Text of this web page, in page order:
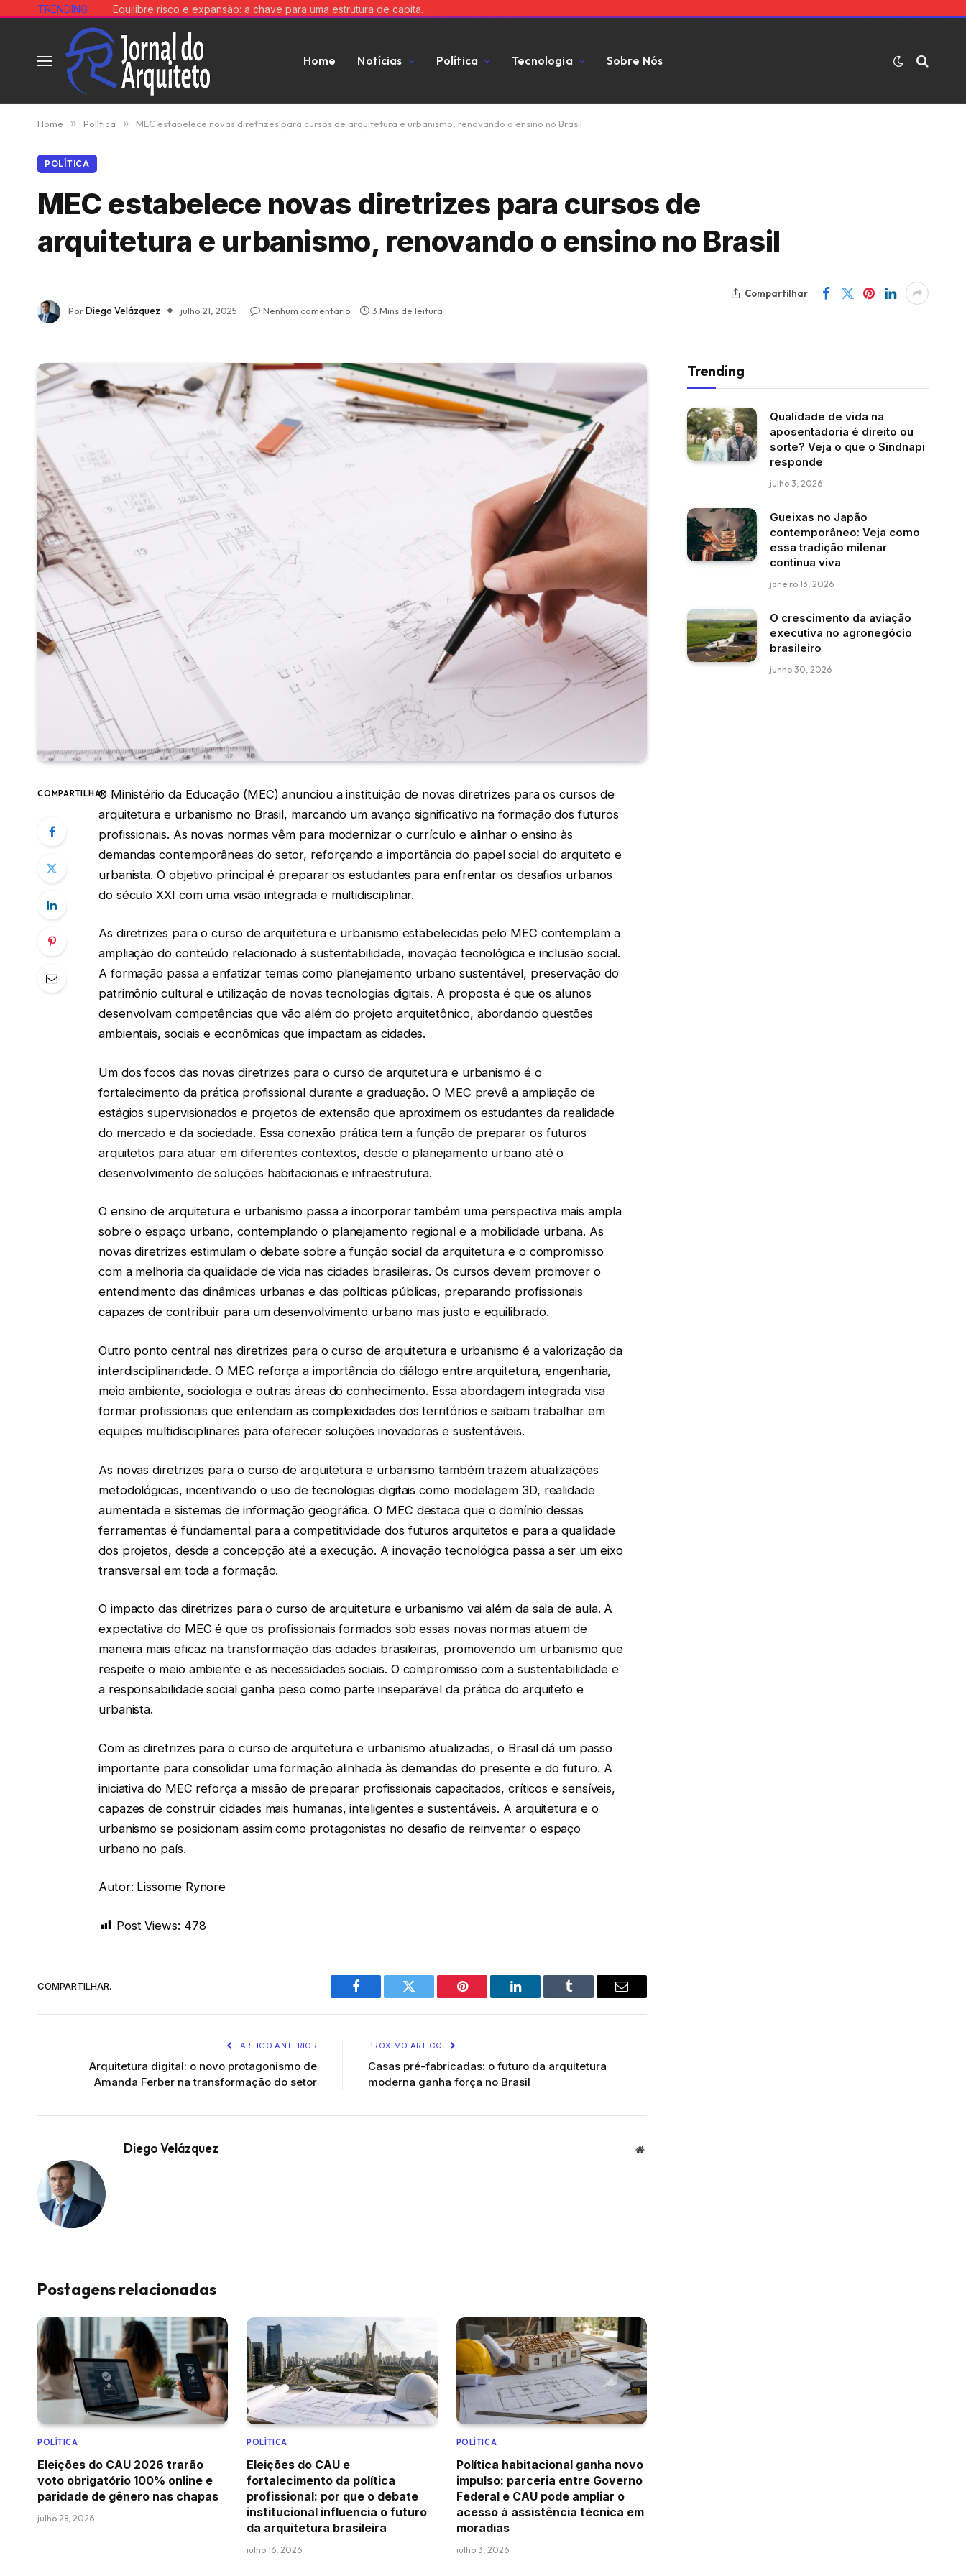
TRENDING Equilibre risco e expansão: a chave para uma estrutura de capital que impulsiona seu negócio
Home Notícias Política Tecnologia Sobre Nós
Home » Política » MEC estabelece novas diretrizes para cursos de arquitetura e urbanismo, renovando o ensino no Brasil
POLÍTICA
MEC estabelece novas diretrizes para cursos de
arquitetura e urbanismo, renovando o ensino no Brasil
PorDiego Velázquez julho 21, 2025 Nenhum comentário 3 Mins de leitura
Compartilhar
COMPARTILHARO Ministério da Educação (MEC) anunciou a instituição de novas diretrizes para os cursos de
arquitetura e urbanismo no Brasil, marcando um avanço significativo na formação dos futuros
profissionais. As novas normas vêm para modernizar o currículo e alinhar o ensino às
demandas contemporâneas do setor, reforçando a importância do papel social do arquiteto e
urbanista. O objetivo principal é preparar os estudantes para enfrentar os desafios urbanos
do século XXI com uma visão integrada e multidisciplinar.
As diretrizes para o curso de arquitetura e urbanismo estabelecidas pelo MEC contemplam a
ampliação do conteúdo relacionado à sustentabilidade, inovação tecnológica e inclusão social.
A formação passa a enfatizar temas como planejamento urbano sustentável, preservação do
patrimônio cultural e utilização de novas tecnologias digitais. A proposta é que os alunos
desenvolvam competências que vão além do projeto arquitetônico, abordando questões
ambientais, sociais e econômicas que impactam as cidades.
Um dos focos das novas diretrizes para o curso de arquitetura e urbanismo é o
fortalecimento da prática profissional durante a graduação. O MEC prevê a ampliação de
estágios supervisionados e projetos de extensão que aproximem os estudantes da realidade
do mercado e da sociedade. Essa conexão prática tem a função de preparar os futuros
arquitetos para atuar em diferentes contextos, desde o planejamento urbano até o
desenvolvimento de soluções habitacionais e infraestrutura.
O ensino de arquitetura e urbanismo passa a incorporar também uma perspectiva mais ampla
sobre o espaço urbano, contemplando o planejamento regional e a mobilidade urbana. As
novas diretrizes estimulam o debate sobre a função social da arquitetura e o compromisso
com a melhoria da qualidade de vida nas cidades brasileiras. Os cursos devem promover o
entendimento das dinâmicas urbanas e das políticas públicas, preparando profissionais
capazes de contribuir para um desenvolvimento urbano mais justo e equilibrado.
Outro ponto central nas diretrizes para o curso de arquitetura e urbanismo é a valorização da
interdisciplinaridade. O MEC reforça a importância do diálogo entre arquitetura, engenharia,
meio ambiente, sociologia e outras áreas do conhecimento. Essa abordagem integrada visa
formar profissionais que entendam as complexidades dos territórios e saibam trabalhar em
equipes multidisciplinares para oferecer soluções inovadoras e sustentáveis.
As novas diretrizes para o curso de arquitetura e urbanismo também trazem atualizações
metodológicas, incentivando o uso de tecnologias digitais como modelagem 3D, realidade
aumentada e sistemas de informação geográfica. O MEC destaca que o domínio dessas
ferramentas é fundamental para a competitividade dos futuros arquitetos e para a qualidade
dos projetos, desde a concepção até a execução. A inovação tecnológica passa a ser um eixo
transversal em toda a formação.
O impacto das diretrizes para o curso de arquitetura e urbanismo vai além da sala de aula. A
expectativa do MEC é que os profissionais formados sob essas novas normas atuem de
maneira mais eficaz na transformação das cidades brasileiras, promovendo um urbanismo que
respeite o meio ambiente e as necessidades sociais. O compromisso com a sustentabilidade e
a responsabilidade social ganha peso como parte inseparável da prática do arquiteto e
urbanista.
Com as diretrizes para o curso de arquitetura e urbanismo atualizadas, o Brasil dá um passo
importante para consolidar uma formação alinhada às demandas do presente e do futuro. A
iniciativa do MEC reforça a missão de preparar profissionais capacitados, críticos e sensíveis,
capazes de construir cidades mais humanas, inteligentes e sustentáveis. A arquitetura e o
urbanismo se posicionam assim como protagonistas no desafio de reinventar o espaço
urbano no país.
Autor: Lissome Rynore
Post Views: 478
COMPARTILHAR.
Facebook Twitter Pinterest LinkedIn Tumblr Email
ARTIGO ANTERIOR
Arquitetura digital: o novo protagonismo de
Amanda Ferber na transformação do setor
PRÓXIMO ARTIGO
Casas pré-fabricadas: o futuro da arquitetura
moderna ganha força no Brasil
Diego Velázquez Website
Postagens relacionadas
POLÍTICA
Eleições do CAU 2026 trarão
voto obrigatório 100% online e
paridade de gênero nas chapas
julho 28, 2026
POLÍTICA
Eleições do CAU e
fortalecimento da política
profissional: por que o debate
institucional influencia o futuro
da arquitetura brasileira
julho 16, 2026
POLÍTICA
Política habitacional ganha novo
impulso: parceria entre Governo
Federal e CAU pode ampliar o
acesso à assistência técnica em
moradias
julho 3, 2026
Trending
Qualidade de vida na
aposentadoria é direito ou
sorte? Veja o que o Sindnapi
responde
julho 3, 2026
Gueixas no Japão
contemporâneo: Veja como
essa tradição milenar
continua viva
janeiro 13, 2026
O crescimento da aviação
executiva no agronegócio
brasileiro
junho 30, 2026